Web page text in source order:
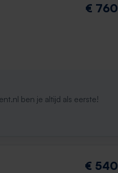
€ 760
ben je altijd als eerste!
€ 540